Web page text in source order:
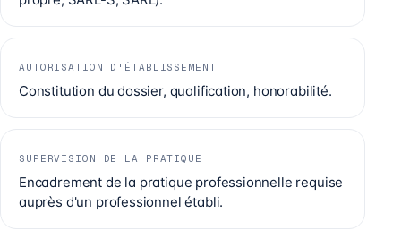
AUTORISATION D'ÉTABLISSEMENT
Constitution du dossier, qualification, honorabilité.
SUPERVISION DE LA PRATIQUE
Encadrement de la pratique professionnelle requise
auprès d'un professionnel établi.